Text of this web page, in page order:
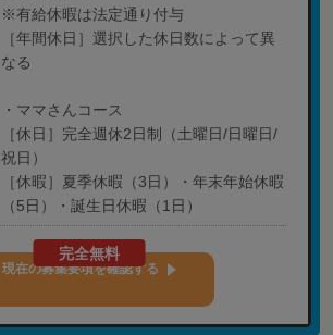
※有給休暇は法定通り付与
［年間休日］選択した休日数によって異
なる
・ママさんコース
［休日］完全週休2日制（土曜日/日曜日/
祝日）
［休暇］夏季休暇（3日）・年末年始休暇
（5日）・誕生日休暇（1日）
完全無料
現在の募集要項を確認する